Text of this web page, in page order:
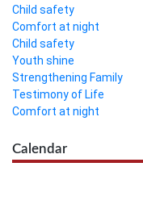
Child safety
Comfort at night
Child safety
Youth shine
Strengthening Family
Testimony of Life
Comfort at night
Calendar